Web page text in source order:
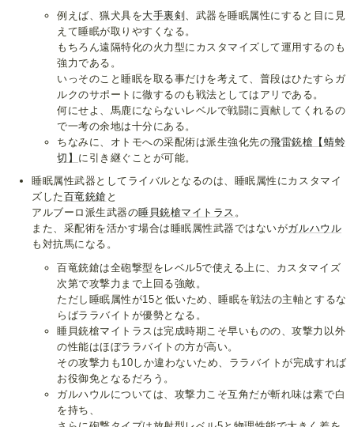
例えば、猟犬具を大手裏剣 、武器を睡眠属性にすると目に見
えて睡眠が取りやすくなる。
もちろん遠隔特化の火力型にカスタマイズして運用するのも
強力である。
いっそのこと睡眠を取る事だけを考えて、普段はひたすらガ
ルクのサポートに徹するのも戦法としてはアリである。
何にせよ、馬鹿にならないレベルで戦闘に貢献してくれるの
で一考の余地は十分にある。
ちなみに、オトモへの采配術は派生強化先の飛雷銃槍【蜻蛉
切】 に引き継ぐことが可能。
睡眠属性武器としてライバルとなるのは、睡眠属性にカスタマイ
ズした百竜銃鎗 と
アルブーロ派生武器の睡貝銃槍マイトラス 。
また、采配術を活かす場合は睡眠属性武器ではないがガルハウル
も対抗馬になる。
百竜銃鎗は全砲撃型をレベル5で使える上に、カスタマイズ
次第で攻撃力まで上回る強敵。
ただし睡眠属性が15と低いため、睡眠を戦法の主軸とするな
らばララバイトが優勢となる。
睡貝銃槍マイトラスは完成時期こそ早いものの、攻撃力以外
の性能はほぼララバイトの方が高い。
その攻撃力も10しか違わないため、ララバイトが完成すれば
お役御免となるだろう。
ガルハウルについては、攻撃力こそ互角だが斬れ味は素で白
を持ち、